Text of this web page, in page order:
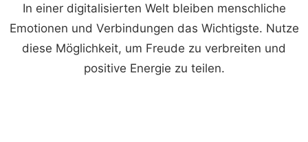
In einer digitalisierten Welt bleiben menschliche
Emotionen und Verbindungen das Wichtigste. Nutze
diese Möglichkeit, um Freude zu verbreiten und
positive Energie zu teilen.